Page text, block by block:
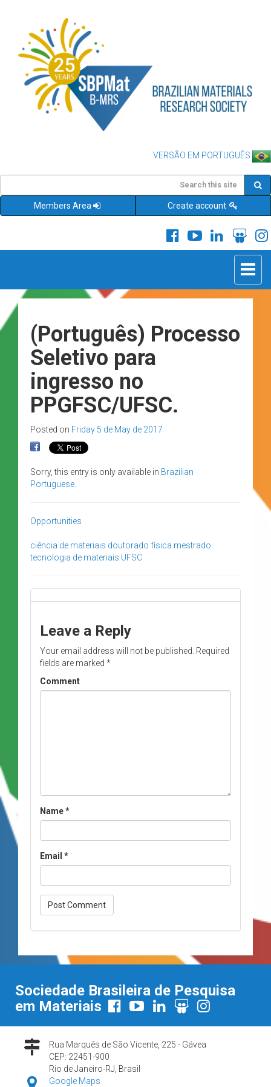
VERSÃO EM PORTUGUÊS
Members Area Create account
Toggle
(Português) Processo
Seletivo para
ingresso no
PPGFSC/UFSC.
Posted on Friday 5 de May de 2017
Sorry, this entry is only available in Brazilian
Portuguese
Opportunities
ciência de materiais doutorado física mestrado
tecnologia de materiais UFSC
Leave a Reply
Your email address will not be published. Required
fields are marked *
Comment
Name*
Email *
Sociedade Brasileira de Pesquisa
em Materiais
Rua Marquês de São Vicente, 225 - Gávea
CEP: 22451-900
Rio de Janeiro-RJ, Brasil
Google Maps